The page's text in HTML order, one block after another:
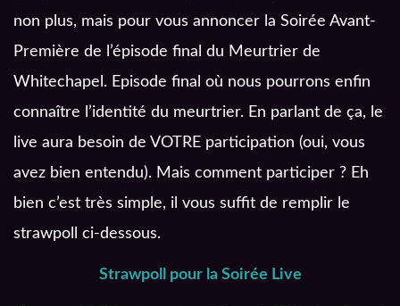
non plus, mais pour vous annoncer la Soirée Avant-
Première de l’épisode final du Meurtrier de
Whitechapel. Episode final où nous pourrons enfin
connaître l’identité du meurtrier. En parlant de ça, le
live aura besoin de VOTRE participation (oui, vous
avez bien entendu). Mais comment participer ? Eh
bien c’est très simple, il vous suffit de remplir le
strawpoll ci-dessous.
Strawpoll pour la Soirée Live